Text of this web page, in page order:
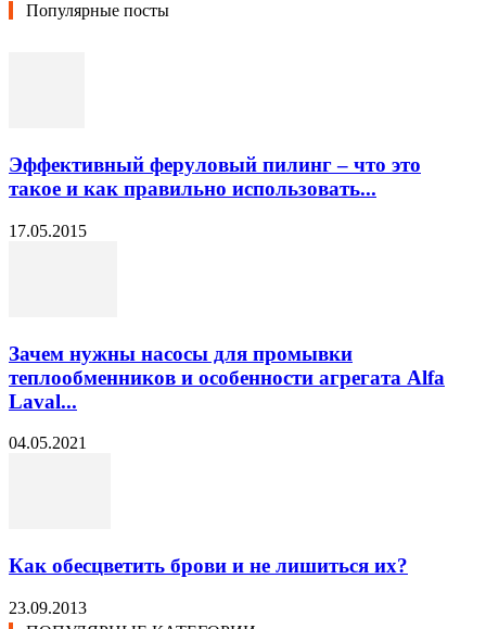
Популярные посты
Эффективный феруловый пилинг – что это
такое и как правильно использовать...
17.05.2015
Зачем нужны насосы для промывки
теплообменников и особенности агрегата Alfa
Laval...
04.05.2021
Как обесцветить брови и не лишиться их?
23.09.2013